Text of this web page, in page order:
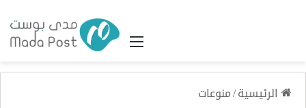
القائمة
الرئيسية/منوعات